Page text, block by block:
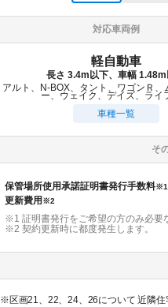
対応車両例
軽自動車
長さ 3.4m以下、車幅
アルト、N-BOX、タント、ワゴンＲ、
ー、ウェイク、デイズ、ライ
車種一覧
そ
保管場所使用承諾証明書発行手数料※1
更新費用※2
※1 証明書発行をご希望の方のみ必要
※2 契約更新時に都度発生します。
※区画21、22、24、26について 近隣住